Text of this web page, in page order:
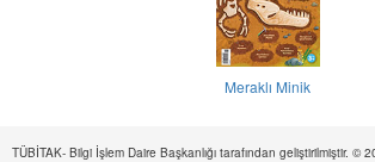
Meraklı Minik
TÜBİTAK- Bilgi İşlem Daire Başkanlığı tarafından geliştirilmiştir. ©